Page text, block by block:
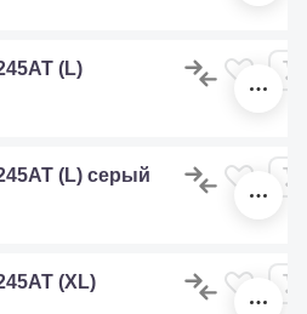
(L)
(L) серый
(XL)